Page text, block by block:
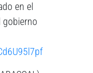
en el
gobierno